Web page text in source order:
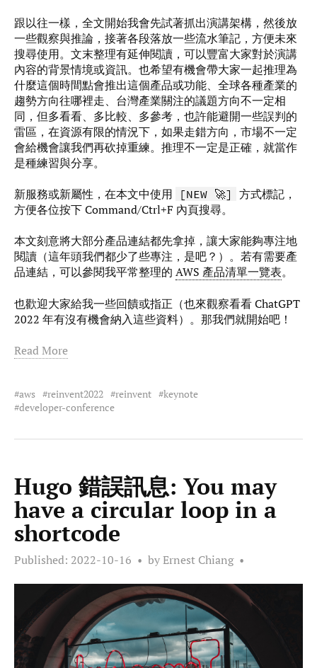
跟以往一樣，全文開始我會先試著抓出演講架構，然後放
一些觀察與推論，接著各段落放一些流水筆記，方便未來
搜尋使用。文末整理有延伸閱讀，可以豐富大家對於演講
內容的背景情境或資訊。也希望有機會帶大家一起推理為
什麼這個時間點會推出這個產品或功能、全球各種產業的
趨勢方向往哪裡走、台灣產業關注的議題方向不一定相
同，但多看看、多比較、多參考，也許能避開一些誤判的
雷區，在資源有限的情況下，如果走錯方向，市場不一定
會給機會讓我們再砍掉重練。推理不一定是正確，就當作
是種練習與分享。
新服務或新屬性，在本文中使用 [NEW 🚀]
方式標記，
方便各位按下 Command/Ctrl+F 內頁搜尋。
本文刻意將大部分產品連結都先拿掉，讓大家能夠專注地
閱讀（這年頭我們都少了些專注，是吧？）。若有需要產
品連結，可以參閱我平常整理的 AWS 產品清單一覽表。
也歡迎大家給我一些回饋或指正（也來觀察看看 ChatGPT
2022 年有沒有機會納入這些資料）。那我們就開始吧！
Read More
aws reinvent2022 reinvent
keynote
developer-conference
Hugo 錯誤訊息: You may
have a circular loop in a
shortcode
Published: 2022-10-16 by Ernest Chiang